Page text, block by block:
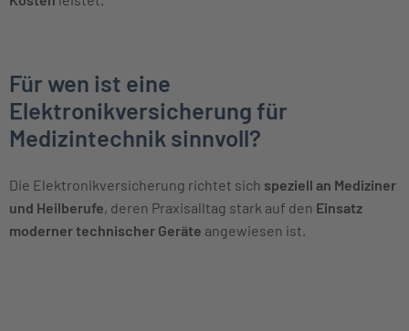
Für wen ist eine
Elektronikversicherung für
Medizintechnik sinnvoll?
Die Elektronikversicherung richtet sich speziell an Mediziner
und Heilberufe, deren Praxisalltag stark auf den Einsatz
moderner technischer Geräte angewiesen ist.